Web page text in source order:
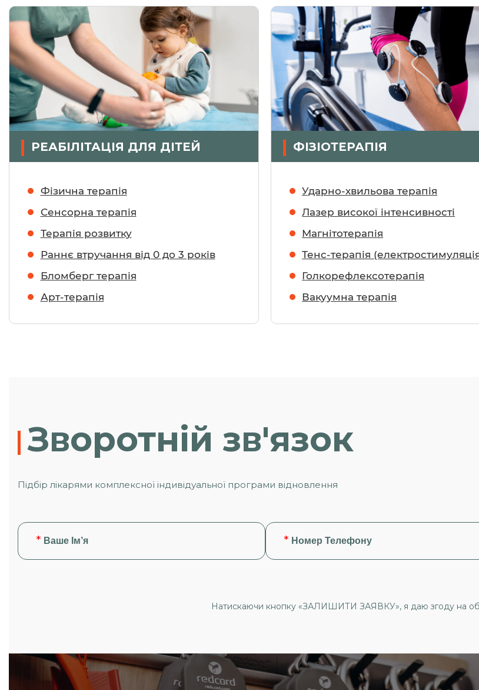
РЕАБІЛІТАЦІЯ ДЛЯ ДІТЕЙ
Фізична терапія
Сенсорна терапія
Терапія розвитку
Раннє втручання від 0 до 3 років
Бломберг терапія
Арт-терапія
ФІЗІОТЕРАПІЯ
Ударно-хвильова терапія
Лазер високої інтенсивності
Магнітотерапія
Тенс-терапія
Голкорефлексотерапія
Вакуумна терапія
Зворотній зв'язок
Підбір лікарями комплексної індивідуальної програми відновлення
Натискаючи кнопку «ЗАЛИШИТИ ЗАЯВКУ», я даю згоду на